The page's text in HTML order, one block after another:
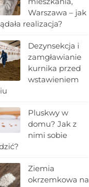
Warszawa – jak
realizacja?
Dezynsekcja i
zamgławianie
kurnika przed
wstawieniem
Pluskwy w
domu? Jak z
nimi sobie
Ziemia
okrzemkowa na